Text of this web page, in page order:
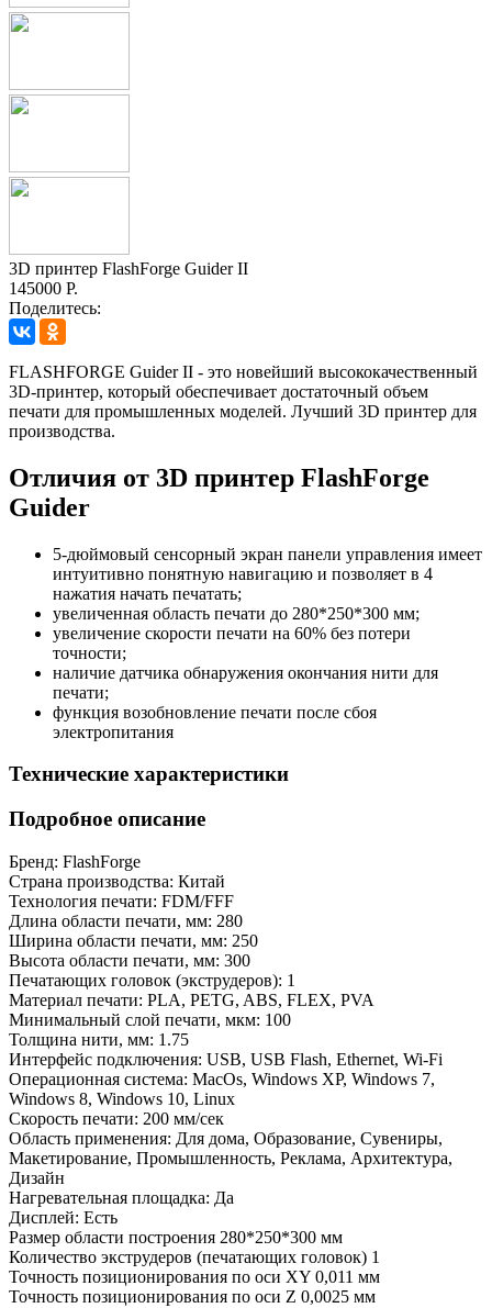
3D принтер FlashForge Guider II
145000 Р.
Поделитесь:
FLASHFORGE Guider II - это новейший высококачественный
3D-принтер, который обеспечивает достаточный объем
печати для промышленных моделей. Лучший 3D принтер для
производства.
Отличия от 3D принтер FlashForge
Guider
5-дюймовый сенсорный экран панели управления имеет
интуитивно понятную навигацию и позволяет в 4
нажатия начать печатать;
увеличенная область печати до 280*250*300 мм;
увеличение скорости печати на 60% без потери
точности;
наличие датчика обнаружения окончания нити для
печати;
функция возобновление печати после сбоя
электропитания
Технические характеристики
Подробное описание
Бренд: FlashForge
Страна производства: Китай
Технология печати: FDM/FFF
Длина области печати, мм: 280
Ширина области печати, мм: 250
Высота области печати, мм: 300
Печатающих головок (экструдеров): 1
Материал печати: PLA, PETG, ABS, FLEX, PVA
Минимальный слой печати, мкм: 100
Толщина нити, мм: 1.75
Интерфейс подключения: USB, USB Flash, Ethernet, Wi-Fi
Операционная система: MacOs, Windows XP, Windows 7,
Windows 8, Windows 10, Linux
Скорость печати: 200 мм/сек
Область применения: Для дома, Образование, Сувениры,
Макетирование, Промышленность, Реклама, Архитектура,
Дизайн
Нагревательная площадка: Да
Дисплей: Есть
Размер области построения 280*250*300 мм
Количество экструдеров (печатающих головок) 1
Точность позиционирования по оси XY 0,011 мм
Точность позиционирования по оси Z 0,0025 мм